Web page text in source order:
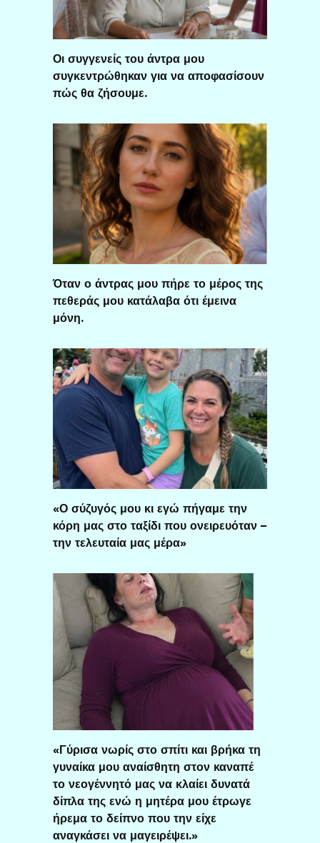
Οι συγγενείς του άντρα μου
συγκεντρώθηκαν για να αποφασίσουν
πώς θα ζήσουμε.
Όταν ο άντρας μου πήρε το μέρος της
πεθεράς μου κατάλαβα ότι έμεινα
μόνη.
«Ο σύζυγός μου κι εγώ πήγαμε την
κόρη μας στο ταξίδι που ονειρευόταν –
την τελευταία μας μέρα»
«Γύρισα νωρίς στο σπίτι και βρήκα τη
γυναίκα μου αναίσθητη στον καναπέ
το νεογέννητό μας να κλαίει δυνατά
δίπλα της ενώ η μητέρα μου έτρωγε
ήρεμα το δείπνο που την είχε
αναγκάσει να μαγειρέψει.»